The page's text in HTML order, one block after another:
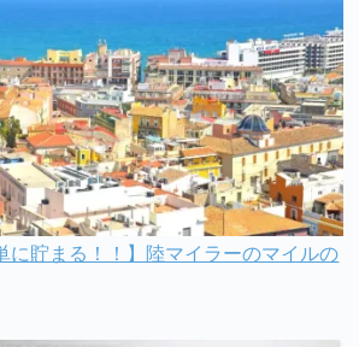
に貯まる！！】陸マイラーのマイルの